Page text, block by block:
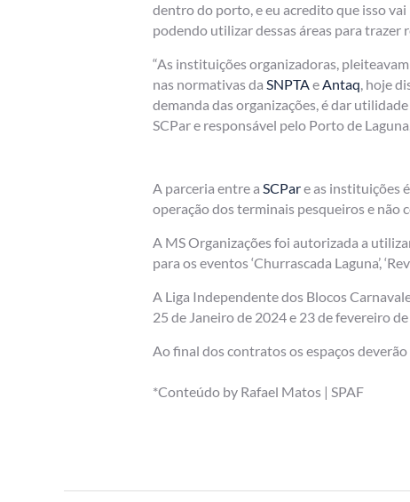
dentro do porto, e eu acredito que isso
podendo utilizar dessas áreas para trazer
“As instituições organizadoras,
nas normativas da SNPTAeAntaq, hoje
demanda das organizações, é dar
SCPar e responsável pelo Porto de
A parceria entre a SCPare as instituições
operação dos terminais pesqueiros e não
A MS Organizações foi autorizada a
para os eventos ‘Churrascada Laguna’,
A Liga Independente dos Blocos
25 de Janeiro de 2024 e 23 de fevereiro
Ao final dos contratos os espaços
*Conteúdo by Rafael Matos | SPAF